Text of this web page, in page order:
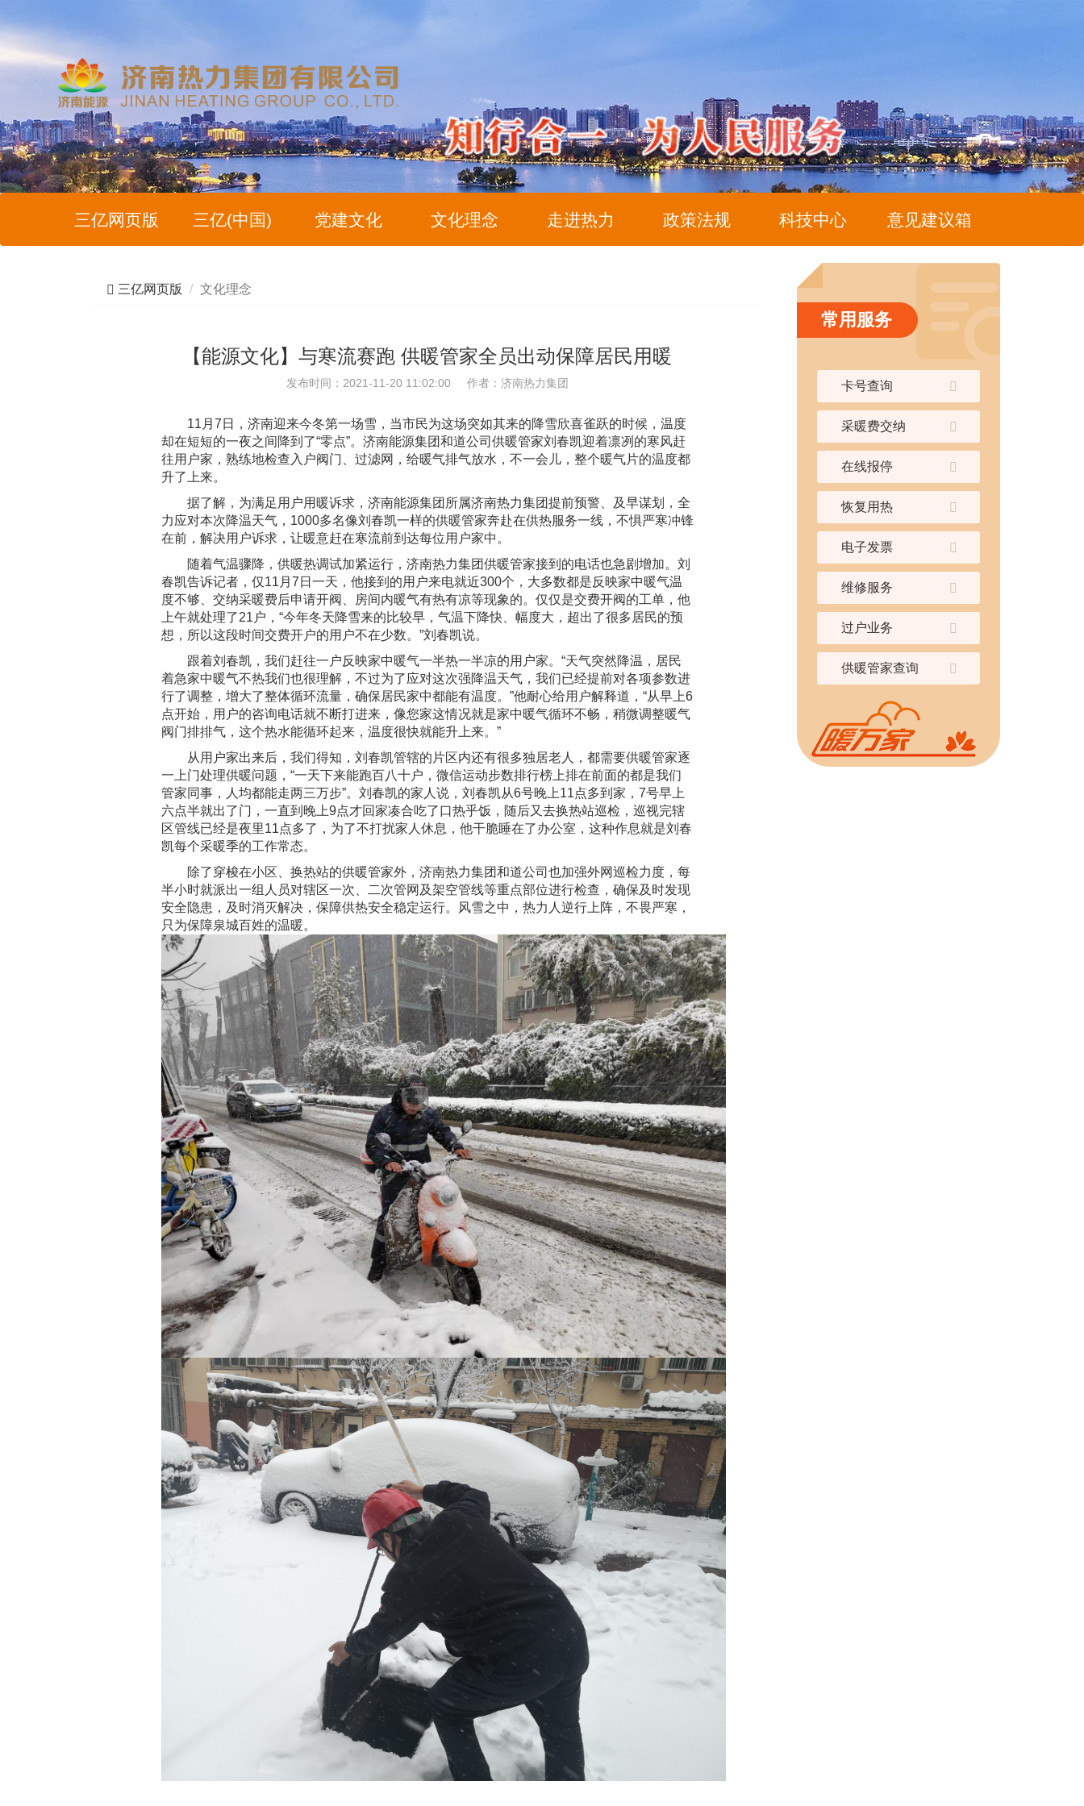
三亿网页版 三亿(中国) 党建文化 文化理念 走进热力 政策法规 科技中心 意见建议箱
三亿网页版 文化理念
【能源文化】与寒流赛跑 供暖管家全员出动保障居民用暖
发布时间：2021-11-20 11:02:00 作者：济南热力集团
11月7日，济南迎来今冬第一场雪，当市民为这场突如其来的降雪欣喜雀跃的时候，温度
却在短短的一夜之间降到了“零点”。济南能源集团和道公司供暖管家刘春凯迎着凛冽的寒风赶
往用户家，熟练地检查入户阀门、过滤网，给暖气排气放水，不一会儿，整个暖气片的温度都
升了上来。
据了解，为满足用户用暖诉求，济南能源集团所属济南热力集团提前预警、及早谋划，全
力应对本次降温天气，1000多名像刘春凯一样的供暖管家奔赴在供热服务一线，不惧严寒冲锋
在前，解决用户诉求，让暖意赶在寒流前到达每位用户家中。
随着气温骤降，供暖热调试加紧运行，济南热力集团供暖管家接到的电话也急剧增加。刘
春凯告诉记者，仅11月7日一天，他接到的用户来电就近300个，大多数都是反映家中暖气温
度不够、交纳采暖费后申请开阀、房间内暖气有热有凉等现象的。仅仅是交费开阀的工单，他
上午就处理了21户，“今年冬天降雪来的比较早，气温下降快、幅度大，超出了很多居民的预
想，所以这段时间交费开户的用户不在少数。”刘春凯说。
跟着刘春凯，我们赶往一户反映家中暖气一半热一半凉的用户家。“天气突然降温，居民
着急家中暖气不热我们也很理解，不过为了应对这次强降温天气，我们已经提前对各项参数进
行了调整，增大了整体循环流量，确保居民家中都能有温度。”他耐心给用户解释道，“从早上6
点开始，用户的咨询电话就不断打进来，像您家这情况就是家中暖气循环不畅，稍微调整暖气
阀门排排气，这个热水能循环起来，温度很快就能升上来。”
从用户家出来后，我们得知，刘春凯管辖的片区内还有很多独居老人，都需要供暖管家逐
一上门处理供暖问题，“一天下来能跑百八十户，微信运动步数排行榜上排在前面的都是我们
管家同事，人均都能走两三万步”。刘春凯的家人说，刘春凯从6号晚上11点多到家，7号早上
六点半就出了门，一直到晚上9点才回家凑合吃了口热乎饭，随后又去换热站巡检，巡视完辖
区管线已经是夜里11点多了，为了不打扰家人休息，他干脆睡在了办公室，这种作息就是刘春
凯每个采暖季的工作常态。
除了穿梭在小区、换热站的供暖管家外，济南热力集团和道公司也加强外网巡检力度，每
半小时就派出一组人员对辖区一次、二次管网及架空管线等重点部位进行检查，确保及时发现
安全隐患，及时消灭解决，保障供热安全稳定运行。风雪之中，热力人逆行上阵，不畏严寒，
只为保障泉城百姓的温暖。
常用服务
卡号查询
采暖费交纳
在线报停
恢复用热
电子发票
维修服务
过户业务
供暖管家查询